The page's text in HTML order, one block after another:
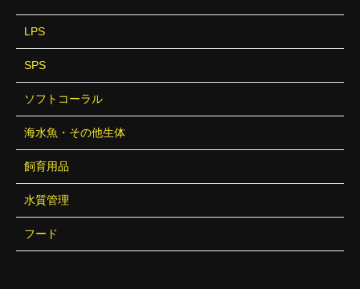
LPS
SPS
ソフトコーラル
海水魚・その他生体
飼育用品
水質管理
フード